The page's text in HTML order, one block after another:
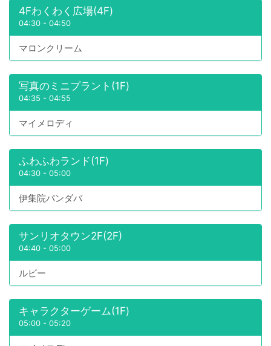
4Fわくわく広場(4F)
04:30 - 04:50
マロンクリーム
写真のミニプラント(1F)
04:35 - 04:55
マイメロディ
ふわふわランド(1F)
04:30 - 05:00
伊集院パンダバ
サンリオタウン2F(2F)
04:40 - 05:00
ルビー
キャラクターゲーム(1F)
05:00 - 05:20